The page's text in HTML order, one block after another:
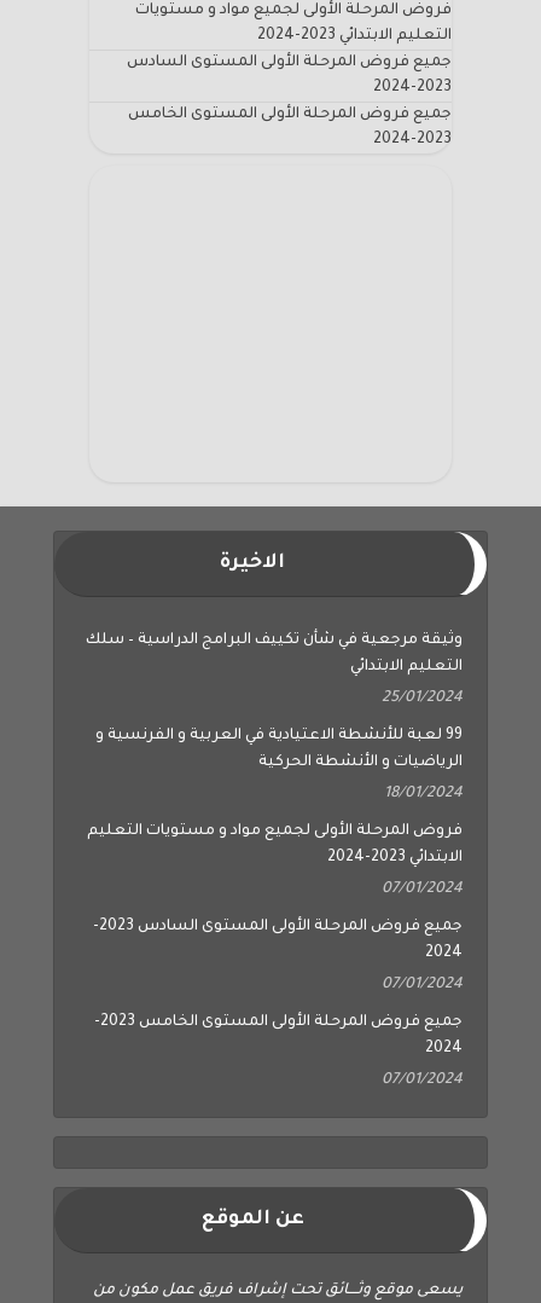
فروض المرحلة الأولى لجميع مواد و مستويات
التعليم الابتدائي 2023-2024
جميع فروض المرحلة الأولى المستوى السادس
2023-2024
جميع فروض المرحلة الأولى المستوى الخامس
2023-2024
الاخيرة
وثيقة مرجعية في شأن تكييف البرامج الدراسية – سلك
التعليم الابتدائي
25/01/2024
99 لعبة للأنشطة الاعتيادية في العربية و الفرنسية و
الرياضيات و الأنشطة الحركية
18/01/2024
فروض المرحلة الأولى لجميع مواد و مستويات التعليم
الابتدائي 2023-2024
07/01/2024
جميع فروض المرحلة الأولى المستوى السادس 2023-
2024
07/01/2024
جميع فروض المرحلة الأولى المستوى الخامس 2023-
2024
07/01/2024
عن الموقع
يسعى موقع وثــــائق تحت إشراف فريق عمل مكون من